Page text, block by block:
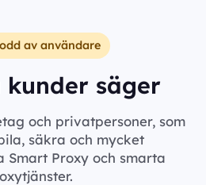
av användare
kunder säger
och privatpersoner, som
säkra och mycket
Smart Proxy och smarta